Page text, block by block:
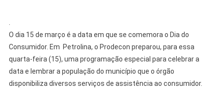
.
O dia 15 de março é a data em que se comemora o Dia do
Consumidor. Em Petrolina, o Prodecon preparou, para essa
quarta-feira (15), uma programação especial para celebrar a
data e lembrar a população do município que o órgão
disponibiliza diversos serviços de assistência ao consumidor.